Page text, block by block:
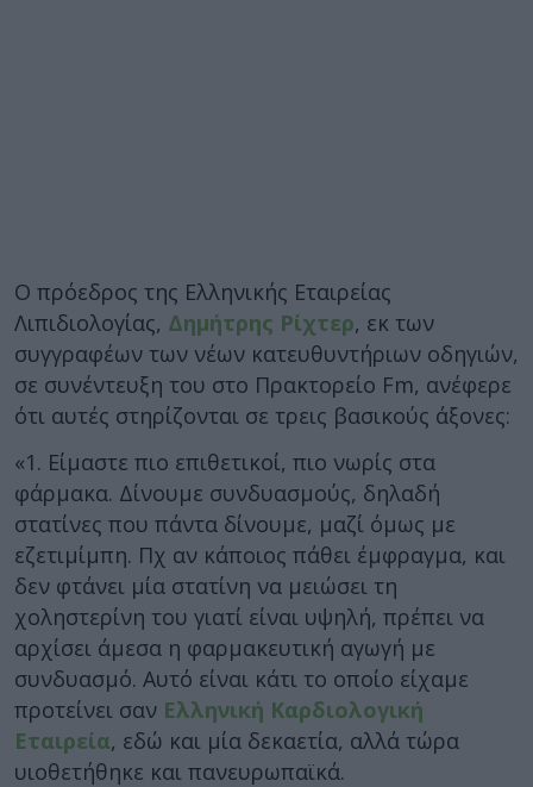
Ο πρόεδρος της Ελληνικής Εταιρείας
Λιπιδιολογίας, Δημήτρης Ρίχτερ, εκ των
συγγραφέων των νέων κατευθυντήριων οδηγιών,
σε συνέντευξη του στο Πρακτορείο Fm, ανέφερε
ότι αυτές στηρίζονται σε τρεις βασικούς άξονες:
«1. Είμαστε πιο επιθετικοί, πιο νωρίς στα
φάρμακα. Δίνουμε συνδυασμούς, δηλαδή
στατίνες που πάντα δίνουμε, μαζί όμως με
εζετιμίμπη. Πχ αν κάποιος πάθει έμφραγμα, και
δεν φτάνει μία στατίνη να μειώσει τη
χοληστερίνη του γιατί είναι υψηλή, πρέπει να
αρχίσει άμεσα η φαρμακευτική αγωγή με
συνδυασμό. Αυτό είναι κάτι το οποίο είχαμε
προτείνει σαν Ελληνική Καρδιολογική
Εταιρεία, εδώ και μία δεκαετία, αλλά τώρα
υιοθετήθηκε και πανευρωπαϊκά.